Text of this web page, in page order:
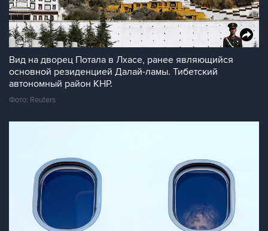
Вид на дворец Потала в Лхасе, ранее являющийся
основной резиденцией Далай-ламы. Тибетский
автономный район КНР.
Фото: Reuters